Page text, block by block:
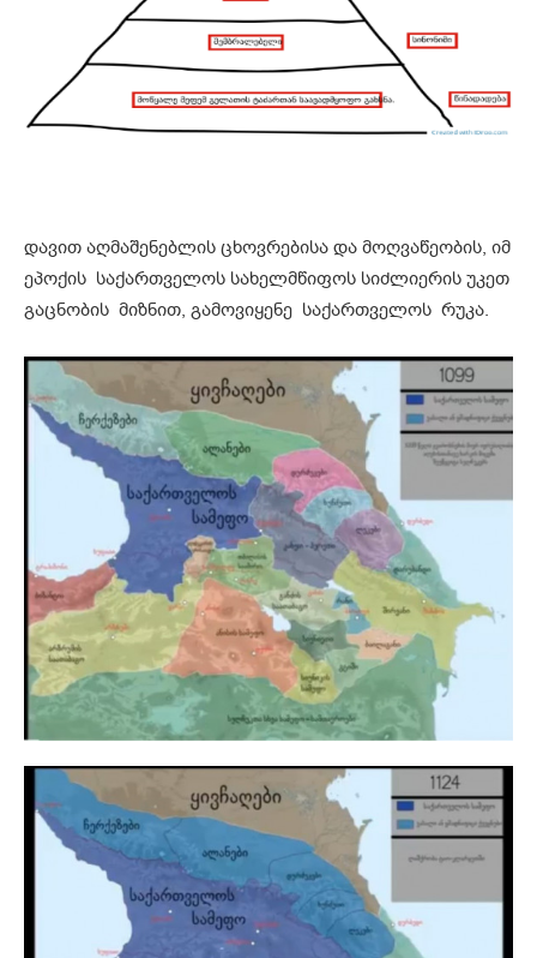
დავით აღმაშენებლის ცხოვრებისა და მოღვაწეობის, იმ
ეპოქის საქართველოს სახელმწიფოს სიძლიერის უკეთ
გაცნობის მიზნით, გამოვიყენე საქართველოს რუკა.